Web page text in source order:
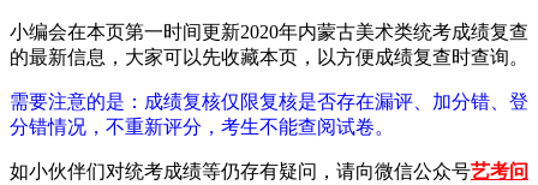
小编会在本页第一时间更新2020年内蒙古美术类统考成绩复查
的最新信息，大家可以先收藏本页，以方便成绩复查时查询。
需要注意的是：成绩复核仅限复核是否存在漏评、加分错、登
分错情况，不重新评分，考生不能查阅试卷。
如小伙伴们对统考成绩等仍存有疑问，请向微信公众号艺考问